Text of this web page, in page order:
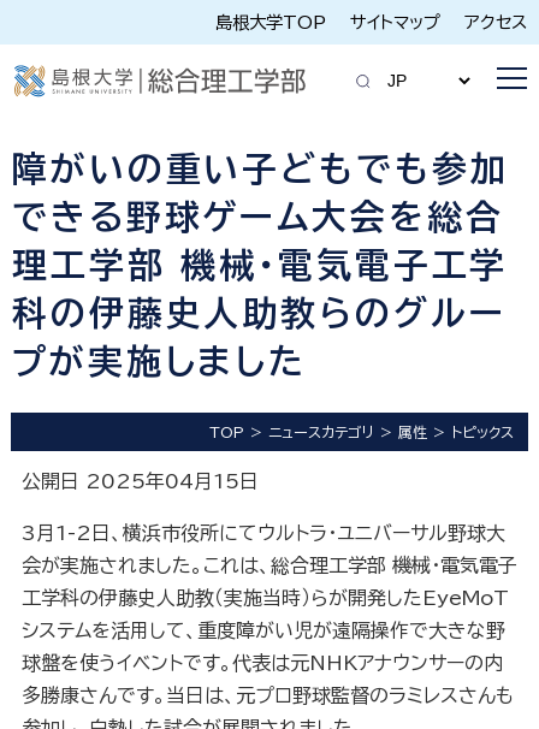
島根大学TOP サイトマップ アクセス
障がいの重い子どもでも参加
できる野球ゲーム大会を総合
理工学部 機械・電気電子工学
科の伊藤史人助教らのグルー
プが実施しました
TOP ニュースカテゴリ 属性 トピックス
公開日 2025年04月15日
3月1-2日、横浜市役所にてウルトラ・ユニバーサル野球大
会が実施されました。これは、総合理工学部 機械・電気電子
工学科の伊藤史人助教（実施当時）らが開発したEyeMoT
システムを活用して、重度障がい児が遠隔操作で大きな野
球盤を使うイベントです。代表は元NHKアナウンサーの内
多勝康さんです。当日は、元プロ野球監督のラミレスさんも